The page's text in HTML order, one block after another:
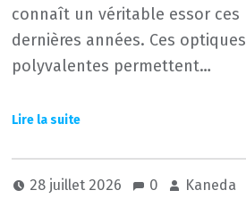
connaît un véritable essor ces
dernières années. Ces optiques
polyvalentes permettent…
28 juillet 2026 0 Kaneda